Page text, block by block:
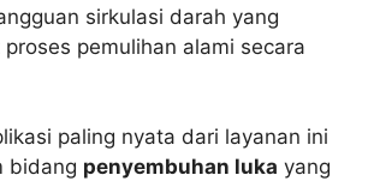
sirkulasi darah yang
pemulihan alami secara
paling nyata dari layanan ini
bidang penyembuhan luka yang